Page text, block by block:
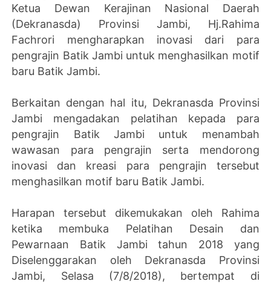
Ketua Dewan Kerajinan Nasional Daerah
(Dekranasda) Provinsi Jambi, Hj.Rahima
Fachrori mengharapkan inovasi dari para
pengrajin Batik Jambi untuk menghasilkan motif
baru Batik Jambi.
Berkaitan dengan hal itu, Dekranasda Provinsi
Jambi mengadakan pelatihan kepada para
pengrajin Batik Jambi untuk menambah
wawasan para pengrajin serta mendorong
inovasi dan kreasi para pengrajin tersebut
menghasilkan motif baru Batik Jambi.
Harapan tersebut dikemukakan oleh Rahima
ketika membuka Pelatihan Desain dan
Pewarnaan Batik Jambi tahun 2018 yang
Diselenggarakan oleh Dekranasda Provinsi
Jambi, Selasa (7/8/2018), bertempat di